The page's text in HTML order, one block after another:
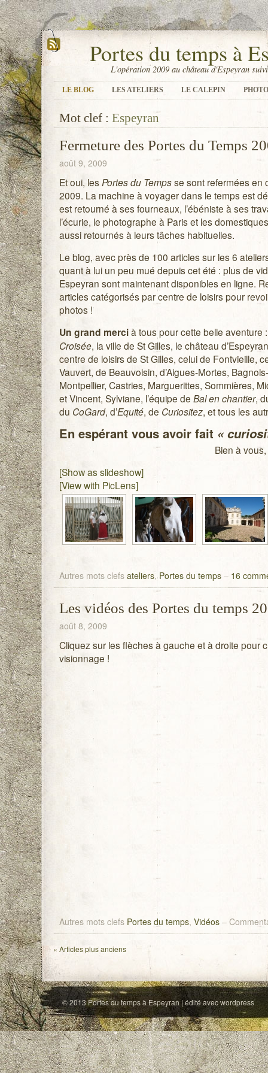
Portes du temps à
L'opération 2009 au château d'Espeyran
LE BLOG LES ATELIERS LE CALEPIN
Mot clef : Espeyran
Fermeture des Portes du Temps
août 9, 2009
Et oui, les Portes du Tempsse sont refermées en
2009. La machine à voyager dans le temps est
est retourné à ses fourneaux, l’ébéniste à ses
l’écurie, le photographe à Paris et les
aussi retournés à leurs tâches habituelles.
Le blog, avec près de 100 articles sur les 6
quant à lui un peu mué depuis cet été : plus de
Espeyran sont maintenant disponibles en ligne.
articles catégorisés par centre de loisirs pour
photos !
Un grand mercià tous pour cette belle aventure
Croisée, la ville de St Gilles, le château
centre de loisirs de St Gilles, celui de Fontvieille,
Vauvert, de Beauvoisin, d’Aigues-Mortes,
Montpellier, Castries, Marguerittes, Sommières,
et Vincent, Sylviane, l’équipe de Bal en chantier,
du CoGard, d’Equité, de Curiositez, et tous les
En espérant vous avoir fait «
Bien à
[Show as slideshow]
[View with PicLens]
Autres mots clefs ateliers,Portes du temps– 16
Les vidéos des Portes du temps
août 8, 2009
Cliquez sur les flèches à gauche et à droite pour
visionnage !
Autres mots clefs Portes du temps, Vidéos–
« Articles plus anciens
© 2013Portes du temps à Espeyran| édité avecwordpress